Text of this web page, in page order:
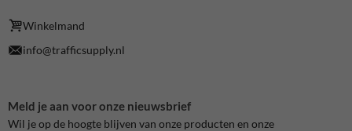
Winkelmand
info@trafficsupply.nl
Meld je aan voor onze nieuwsbrief
Wil je op de hoogte blijven van onze producten en onze